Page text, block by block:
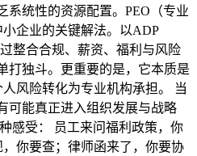
系统性的资源配置。PEO（专业
企业的关键解法。以ADP
整合合规、薪资、福利与风险
打独斗。更重要的是，它本质是
风险转化为专业机构承担。 当
可能真正进入组织发展与战略
感受： 员工来问福利政策，你
你要查；律师函来了，你要协